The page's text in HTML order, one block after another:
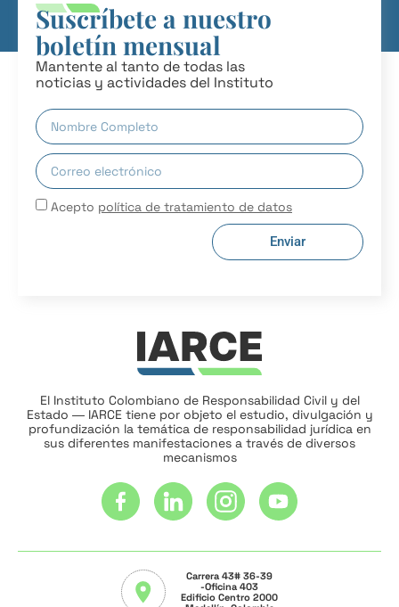
Suscríbete a nuestro
boletín mensual
Mantente al tanto de todas las
noticias y actividades del Instituto
Acepto política de tratamiento de datos
Enviar
El Instituto Colombiano de Responsabilidad Civil y del
Estado ― IARCE tiene por objeto el estudio, divulgación y
profundización la temática de responsabilidad jurídica en
sus diferentes manifestaciones a través de diversos
mecanismos
Carrera 43# 36-39
-Oficina 403
Edificio Centro 2000